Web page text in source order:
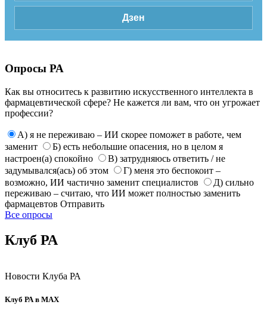
Дзен
Опросы РА
Как вы относитесь к развитию искусственного интеллекта в
фармацевтической сфере? Не кажется ли вам, что он угрожает
профессии?
А) я не переживаю – ИИ скорее поможет в работе, чем
заменит
Б) есть небольшие опасения, но в целом я
настроен(а) спокойно
В) затрудняюсь ответить / не
задумывался(ась) об этом
Г) меня это беспокоит –
возможно, ИИ частично заменит специалистов
Д) сильно
переживаю – считаю, что ИИ может полностью заменить
фармацевтов Отправить
Все опросы
Клуб РА
Новости Клуба РА
Клуб РА в MAX